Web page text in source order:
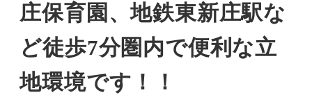
庄保育園、地鉄東新庄駅な
ど徒歩7分圏内で便利な立
地環境です！！